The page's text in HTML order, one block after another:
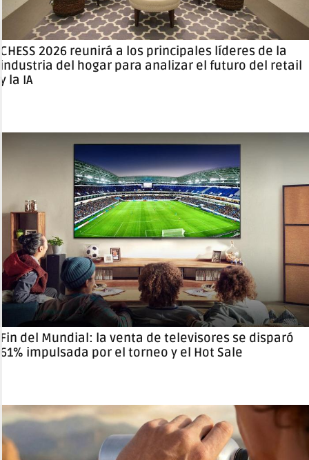
CHESS 2026 reunirá a los principales líderes de la
industria del hogar para analizar el futuro del retail
y la IA
Fin del Mundial: la venta de televisores se disparó
61% impulsada por el torneo y el Hot Sale